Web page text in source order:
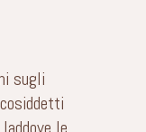
sugli